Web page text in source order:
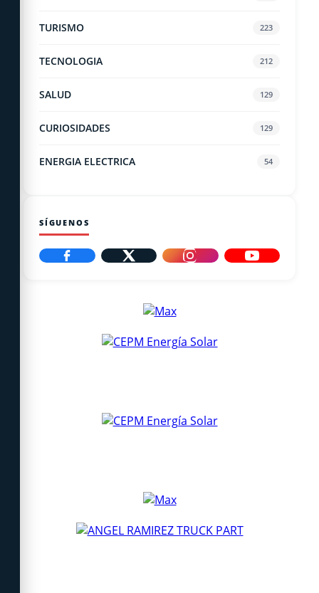
TURISMO 223
TECNOLOGIA 212
SALUD 129
CURIOSIDADES 129
ENERGIA ELECTRICA 54
SÍGUENOS